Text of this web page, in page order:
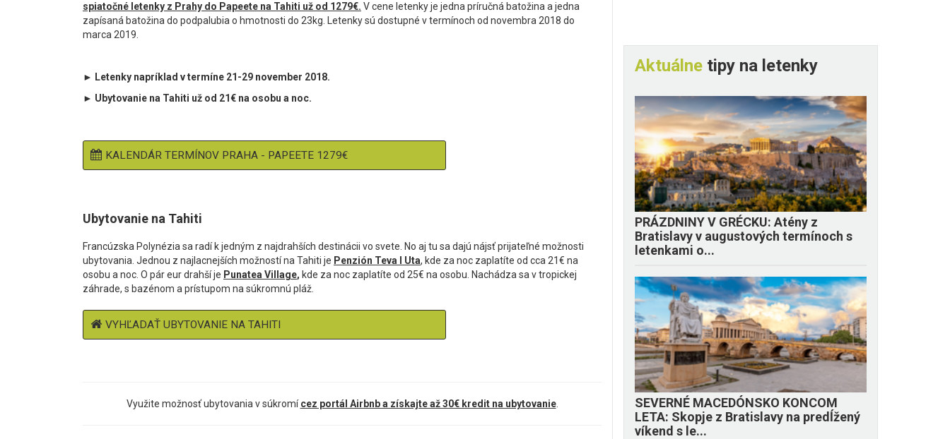
spiatočné letenky z Prahy do Papeete na Tahiti už od 1279€. V cene letenky je jedna príručná batožina a jedna
zapísaná batožina do podpalubia o hmotnosti do 23kg. Letenky sú dostupné v termínoch od novembra 2018 do
marca 2019.
► Letenky napríklad v termíne 21-29 november 2018.
► Ubytovanie na Tahiti už od 21€ na osobu a noc.
KALENDÁR TERMÍNOV PRAHA - PAPEETE 1279€
Ubytovanie na Tahiti
Francúzska Polynézia sa radí k jedným z najdrahších destinácii vo svete. No aj tu sa dajú nájsť prijateľné možnosti
ubytovania. Jednou z najlacnejších možností na Tahiti je Penzión Teva I Uta, kde za noc zaplatíte od cca 21€ na
osobu a noc. O pár eur drahší je Punatea Village, kde za noc zaplatíte od 25€ na osobu. Nachádza sa v tropickej
záhrade, s bazénom a prístupom na súkromnú pláž.
VYHĽADAŤ UBYTOVANIE NA TAHITI
Využite možnosť ubytovania v súkromícez portál Airbnb a získajte až 30€ kredit na ubytovanie.
Aktuálne tipy na letenky
PRÁZDNINY V GRÉCKU: Atény z
Bratislavy v augustových termínoch s
letenkami o...
SEVERNÉ MACEDÓNSKO KONCOM
LETA: Skopje z Bratislavy na predĺžený
víkend s le...